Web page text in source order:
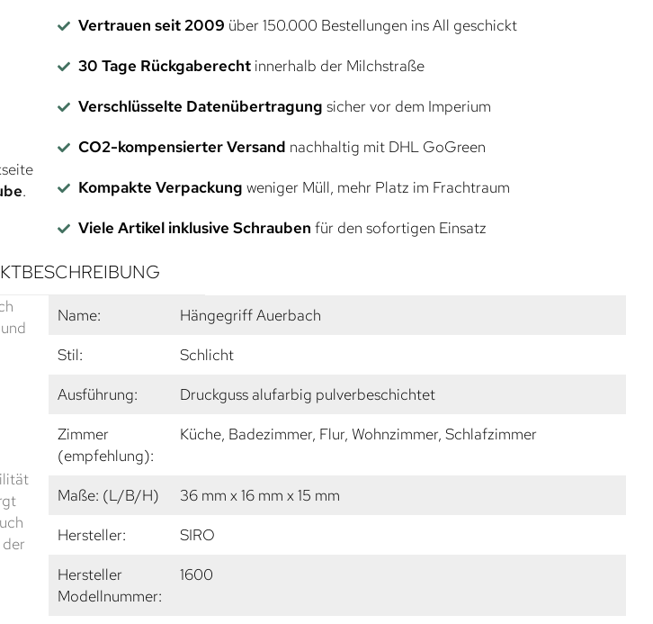
.
Vertrauen seit 2009 über 150.000 Bestellungen ins All geschickt
30 Tage Rückgaberechtinnerhalb der Milchstraße
Verschlüsselte Datenübertragung sicher vor dem Imperium
CO2-kompensierter Versand nachhaltig mit DHL GoGreen
Kompakte Verpackung weniger Müll, mehr Platz im Frachtraum
Viele Artikel inklusive Schrauben für den sofortigen Einsatz
Name:
Hängegriff Auerbach
Stil:
Schlicht
Ausführung:
Druckguss alufarbig pulverbeschichtet
Zimmer
(empfehlung):
Küche, Badezimmer, Flur, Wohnzimmer, Schlafzimmer
Maße: (L/B/H)
36 mm x 16 mm x 15 mm
Hersteller:
SIRO
Hersteller
Modellnummer:
1600